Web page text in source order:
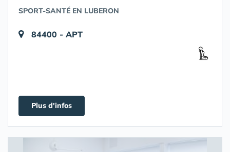
SPORT-SANTÉ EN LUBERON
84400 - APT
Plus d'infos